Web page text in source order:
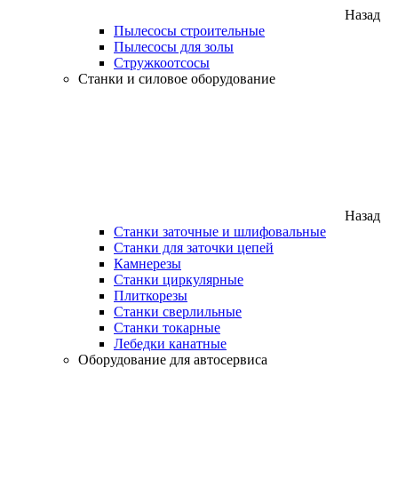
Назад
Пылесосы строительные
Пылесосы для золы
Стружкоотсосы
Станки и силовое оборудование
Назад
Станки заточные и шлифовальные
Станки для заточки цепей
Камнерезы
Станки циркулярные
Плиткорезы
Станки сверлильные
Станки токарные
Лебедки канатные
Оборудование для автосервиса